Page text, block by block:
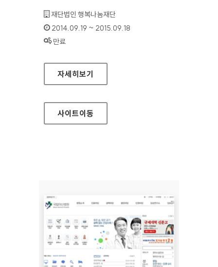
기관명 :
재단법인 행복나눔재단
인증기간 :
2014.09.19 ~ 2015.09.18
상태 :
만료
행복나눔재단 홈페이지
자세히보기
사이트이동